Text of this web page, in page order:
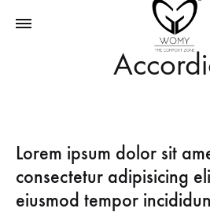
Lorem ipsum dolor sit
consectetur adipisicing
eiusmod tempor